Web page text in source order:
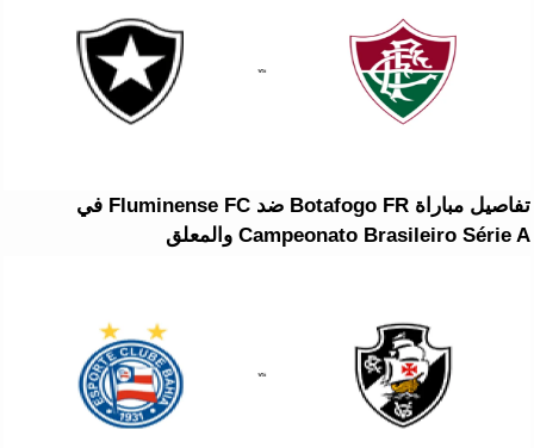
تفاصيل مباراة Botafogo FR ضد Fluminense FC في
Campeonato Brasileiro Série A والمعلق